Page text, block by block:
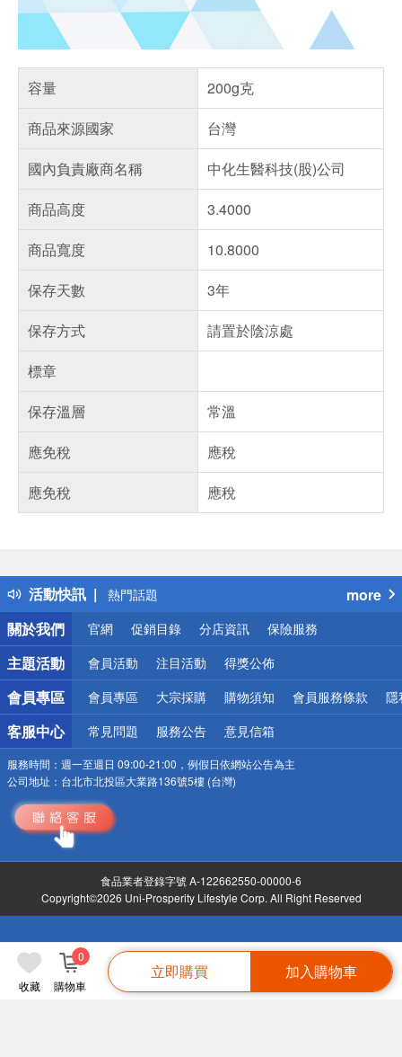
收藏 購物車
0
立即購買 加入購物車
容量
200g克
商品來源國家
台灣
國內負責廠商名稱
中化生醫科技(股)公司
商品高度
3.4000
商品寬度
10.8000
保存天數
3年
保存方式
請置於陰涼處
標章
保存溫層
常溫
應免稅
應稅
應免稅
應稅
活動快訊
得獎公告
熱門話題
銀行優惠
偏遠地區配送
詐騙網頁！請小心！
more
關於我們
官網 促銷目錄 分店資訊 保險服務
主題活動 會員活動 注目活動 得獎公佈
會員專區 會員專區 大宗採購 購物須知 會員服務條款 隱
客服中心 常見問題 服務公告 意見信箱
服務時間： 週一至週日 09:00-21:00，例假日依網站公告為主
公司地址： 台北市北投區大業路136號5樓 (台灣)
食品業者登錄字號 A-122662550-00000-6
Copyright©2026 Uni-Prosperity Lifestyle Corp. All Right Reserved